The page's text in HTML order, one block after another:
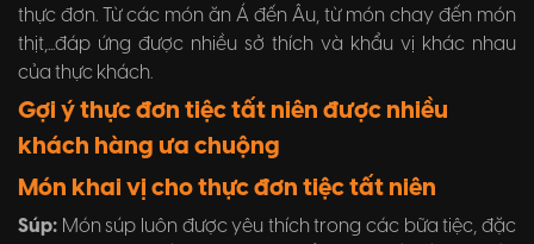
thực đơn. Từ các món ăn Á đến Âu, từ món chay đến món
thịt,...đáp ứng được nhiều sở thích và khẩu vị khác nhau
của thực khách.
Gợi ý thực đơn tiệc tất niên được nhiều
khách hàng ưa chuộng
Món khai vị cho thực đơn tiệc tất niên
Súp: Món súp luôn được yêu thích trong các bữa tiệc, đặc